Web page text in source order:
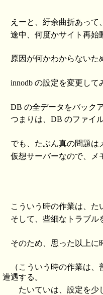
えーと、紆余曲折あって
途中、何度かサイト再始
原因が何かわからないた
innodb の設定を変更して
DB の全データをバック
つまりは、DB のファイ
でも、たぶん真の問題は
仮想サーバーなので、メ
こういう時の作業は、た
そして、些細なトラブル
そのため、思った以上に
（こういう時の作業は
遭遇する。
たいていは、設定を少